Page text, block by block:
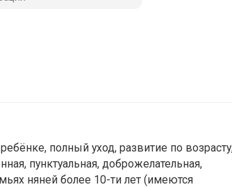
полный уход, развитие по
пунктуальная, доброжелательная,
няней более 10-ти лет (имеются